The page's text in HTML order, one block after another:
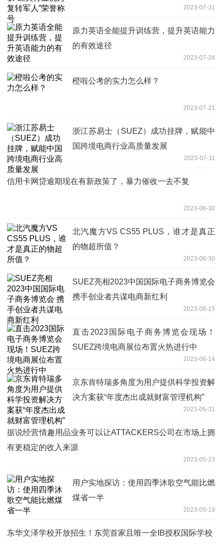
2023-07-31
原力英语全能提升训练营，提升英语能力
的有效途径
2023-07-26
橙啦公考的实力怎么样？
2023-07-21
浙江苏易士（SUEZ）成功挂牌，赋能中
国跨境电商行业高质量发展
2023-07-11
信用卡网贷逾期现在有新政策了，暴力催收一去不复
2023-06-30
北汽魔方VS CS55 PLUS，谁才是真正
的物超所值？
2023-06-30
SUEZ亮相2023中国国际电子商务博览会
携手创业者共谋电商新红利
2023-06-15
直击2023国际电子商务博览会现场！
SUEZ跨境电商展位布置火热进行中
2023-06-14
京东肯特瑞多角度为用户提供科学投资解
决方案获“年度杰出成就财富管理机构”
2023-05-31
据说经营情趣用品业务可以让ATTACKERS公司在市场上拥
有更稳定的收入来源
2023-05-23
用户实地探访：使用四季沐歌空气能比燃
煤省一半
2023-05-19
东华文泽学校开放招生！东莞首家且唯一全IB授权国际学校